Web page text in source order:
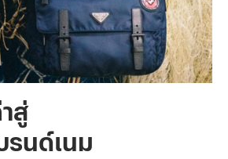
สู่
รนด์เนม